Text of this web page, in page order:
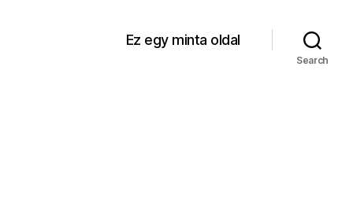
Ez egy minta oldal
Search